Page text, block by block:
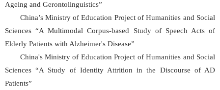
Ageing and Gerontolinguistics”
China’s Ministry of Education Project of Humanities and Social
Sciences “A Multimodal Corpus-based Study of Speech Acts of
Elderly Patients with Alzheimer's Disease”
China's Ministry of Education Project of Humanities and Social
Sciences “A Study of Identity Attrition in the Discourse of AD
Patients”